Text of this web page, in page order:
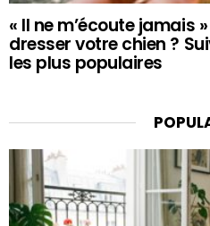
« Il ne m’écoute jamais
dresser votre chien ?
les plus populaires